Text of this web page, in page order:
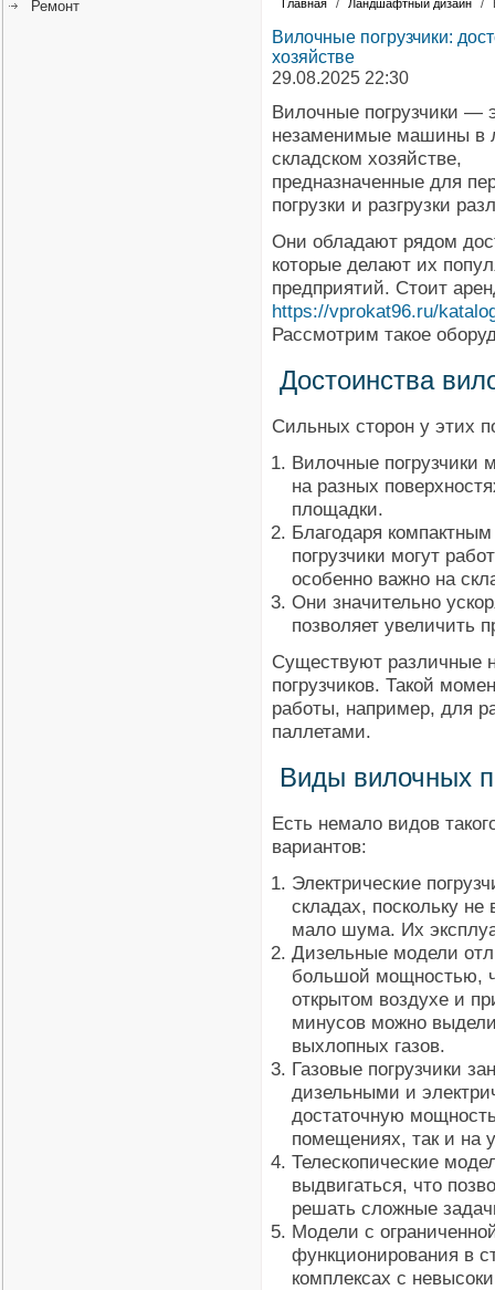
Главная / Ландшафтный дизайн /
Вилочные погрузчики:
хозяйстве
29.08.2025 22:30
Вилочные погрузчики —
незаменимые машины в
складском хозяйстве,
предназначенные для
погрузки и разгрузки
Они обладают рядом
которые делают их
предприятий. Стоит
https://vprokat96.ru/
Рассмотрим такое
Достоинства
Сильных сторон у этих
Вилочные погрузчики
на разных
площадки.
Благодаря
погрузчики могут
особенно важно на
Они значительно
позволяет увеличить
Существуют различные
погрузчиков. Такой
работы, например, для
паллетами.
Виды вилочных
Есть немало видов
вариантов:
Электрические
складах, поскольку
мало шума. Их
Дизельные модели
большой мощностью,
открытом воздухе и
минусов можно
выхлопных газов.
Газовые погрузчики
дизельными и
достаточную
помещениях, так и на
Телескопические
выдвигаться, что
решать сложные
Модели с
функционирования в
комплексах с
Ремонт